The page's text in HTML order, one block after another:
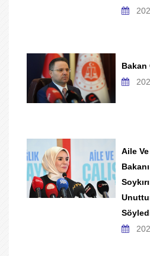
Bakan
Aile